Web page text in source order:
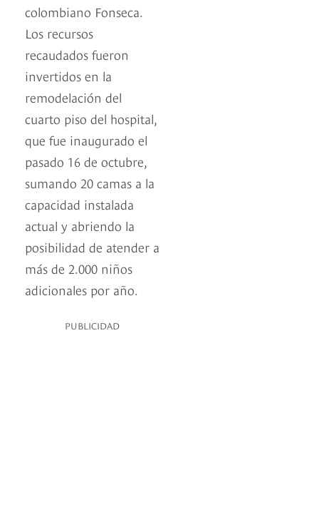
colombiano Fonseca.
Los recursos
recaudados fueron
invertidos en la
remodelación del
cuarto piso del hospital,
que fue inaugurado el
pasado 16 de octubre,
sumando 20 camas a la
capacidad instalada
actual y abriendo la
posibilidad de atender a
más de 2.000 niños
adicionales por año.
PUBLICIDAD